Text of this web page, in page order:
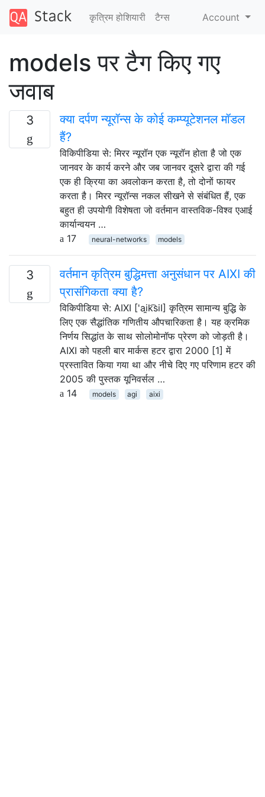
कृत्रिम होशियारी टैग्‍स Account
models पर टैग किए गए
जवाब
3
क्या दर्पण न्यूरॉन्स के कोई कम्प्यूटेशनल मॉडल
हैं?
विकिपीडिया से: मिरर न्यूरॉन एक न्यूरॉन होता है जो एक
जानवर के कार्य करने और जब जानवर दूसरे द्वारा की गई
एक ही क्रिया का अवलोकन करता है, तो दोनों फायर
करता है। मिरर न्यूरॉन्स नकल सीखने से संबंधित हैं, एक
बहुत ही उपयोगी विशेषता जो वर्तमान वास्तविक-विश्व एआई
कार्यान्वयन …
17
neural-networks models
3
वर्तमान कृत्रिम बुद्धिमत्ता अनुसंधान पर AIXI की
प्रासंगिकता क्या है?
विकिपीडिया से: AIXI ['ai̯k͡siI] कृत्रिम सामान्य बुद्धि के
लिए एक सैद्धांतिक गणितीय औपचारिकता है। यह क्रमिक
निर्णय सिद्धांत के साथ सोलोमोनॉफ प्रेरण को जोड़ती है।
AIXI को पहली बार मार्कस हटर द्वारा 2000 [1] में
प्रस्तावित किया गया था और नीचे दिए गए परिणाम हटर की
2005 की पुस्तक यूनिवर्सल …
14
models agi aixi